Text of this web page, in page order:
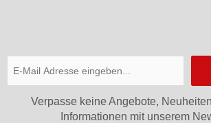
Verpasse keine Angebote,
Informationen mit unserem